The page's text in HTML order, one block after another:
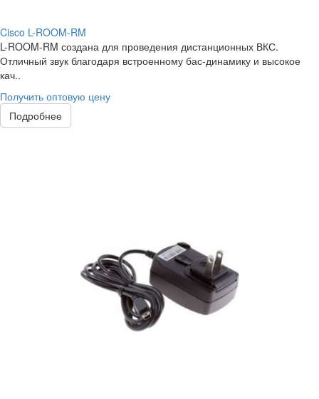
Cisco L-ROOM-RM
L-ROOM-RM создана для проведения дистанционных ВКС.
Отличный звук благодаря встроенному бас-динамику и высокое
кач..
Получить оптовую цену
Подробнее